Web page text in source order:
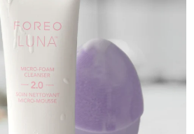
4 mini
skin, T-zone
4 go
or gym bag
拉护理
anti-aging skincare
设备
facelift devices
3 mini
therapy device for young skin
3 go
red light therapy
4 smile
silicone sonic toothbrush
4 baby
0-3
101
anti-aging
102
clinical anti-aging
201
202
301
strengthening scalp massager
肌肤年轻化
NEW
501
Red Light Therapy
预计送达日期
预计送达日期8/9/26
8/10/26